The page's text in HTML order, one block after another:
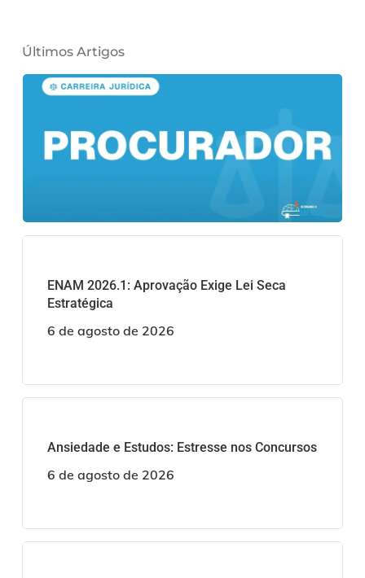
Últimos Artigos
ENAM 2026.1: Aprovação Exige Lei Seca
Estratégica
6 de agosto de 2026
Ansiedade e Estudos: Estresse nos Concursos
6 de agosto de 2026